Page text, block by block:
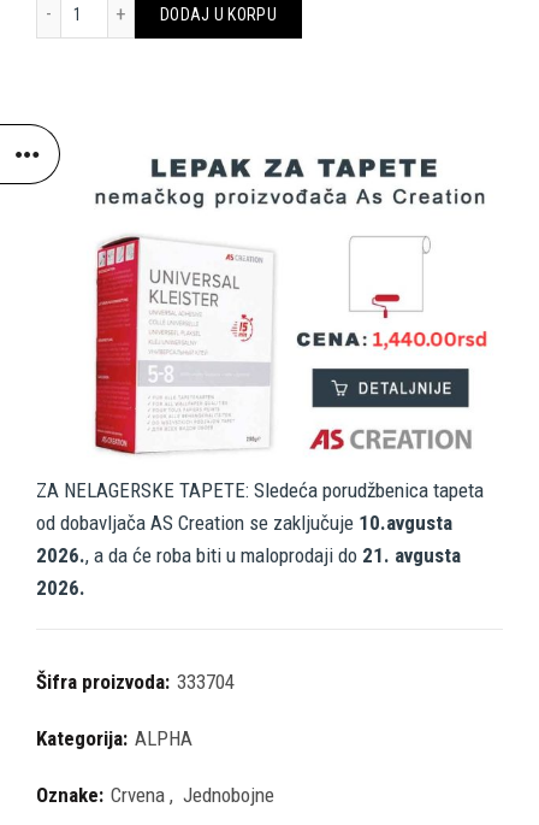
DODAJ U KORPU
ZA NELAGERSKE TAPETE: Sledeća porudžbenica tapeta
od dobavljača AS Creation se zaključuje 10.avgusta
2026., a da će roba biti u maloprodaji do 21. avgusta
2026.
Šifra proizvoda: 333704
Kategorija: ALPHA
Oznake: Crvena , Jednobojne